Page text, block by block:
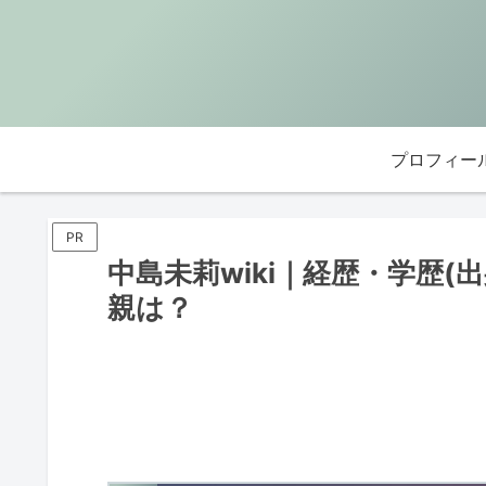
プロフィー
PR
中島未莉wiki｜経歴・学歴(
親は？